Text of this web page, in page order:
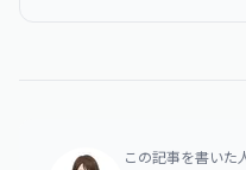
この記事を書いた